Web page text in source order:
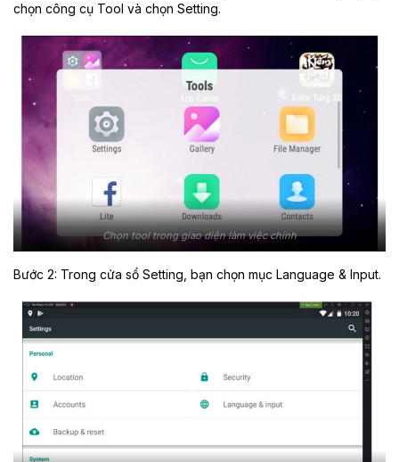
chọn công cụ Tool và chọn Setting.
Chọn tool trong giao diện làm việc chính
Bước 2: Trong cửa sổ Setting, bạn chọn mục Language & Input.